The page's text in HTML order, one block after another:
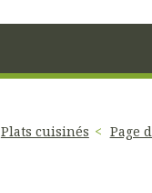
Plats cuisinés Page